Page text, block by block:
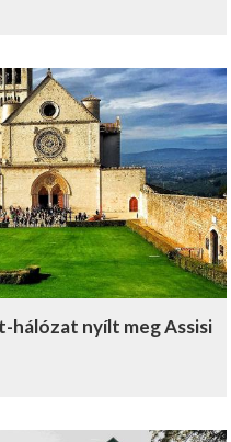
hálózat nyílt meg Assisi